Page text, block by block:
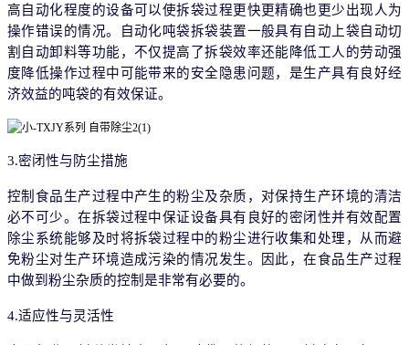
高自动化程度的设备可以使拆袋过程更快更精确也更少出现人为
操作错误的情况。自动化吨袋拆袋装置一般具有自动上袋自动切
割自动卸料等功能，不仅提高了拆袋效率还能降低工人的劳动强
度降低操作过程中可能带来的安全隐患问题，是生产具有良好经
济效益的吨袋的有效保证。
3.密闭性与防尘措施
控制食品生产过程中产生的粉尘及杂质，对保持生产环境的清洁
必不可少。在拆袋过程中保证设备具有良好的密闭性并有效配置
除尘系统能够及时将拆袋过程中的粉尘进行收集和处理，从而避
免粉尘对生产环境造成污染的情况发生。因此，在食品生产过程
中做到粉尘杂质的控制是非常有必要的。
4.适应性与灵活性